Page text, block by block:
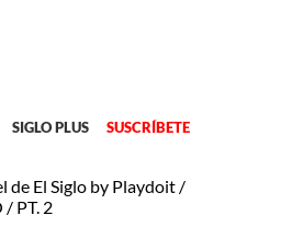
SIGLO PLUS SUSCRÍBETE
de El Siglo by Playdoit /
/ PT. 2